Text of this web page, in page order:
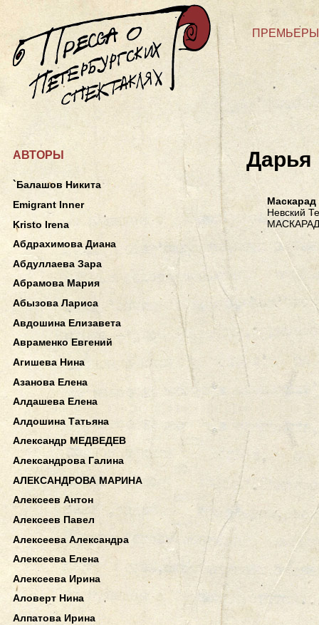
ПРЕМЬЕРЫ
Дарья
Невский
АВТОРЫ
`Балашов Никита
Emigrant Inner
Kristo Irena
Абдрахимова Диана
Абдуллаева Зара
Абрамова Мария
Абызова Лариса
Авдошина Елизавета
Авраменко Евгений
Агишева Нина
Азанова Елена
Алдашева Елена
Алдошина Татьяна
Александр МЕДВЕДЕВ
Александрова Галина
АЛЕКСАНДРОВА МАРИНА
Алексеев Антон
Алексеев Павел
Алексеева Александра
Алексеева Елена
Алексеева Ирина
Аловерт Нина
Алпатова Ирина